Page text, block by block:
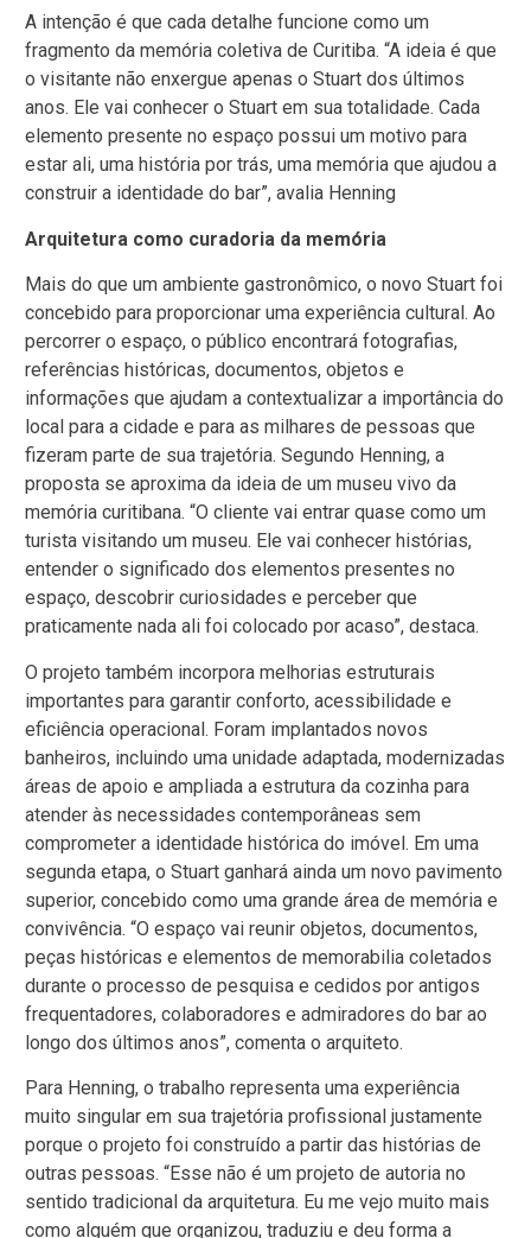
A intenção é que cada detalhe funcione como um
fragmento da memória coletiva de Curitiba. “A ideia é que
o visitante não enxergue apenas o Stuart dos últimos
anos. Ele vai conhecer o Stuart em sua totalidade. Cada
elemento presente no espaço possui um motivo para
estar ali, uma história por trás, uma memória que ajudou a
construir a identidade do bar”, avalia Henning
Arquitetura como curadoria da memória
Mais do que um ambiente gastronômico, o novo Stuart foi
concebido para proporcionar uma experiência cultural. Ao
percorrer o espaço, o público encontrará fotografias,
referências históricas, documentos, objetos e
informações que ajudam a contextualizar a importância do
local para a cidade e para as milhares de pessoas que
fizeram parte de sua trajetória. Segundo Henning, a
proposta se aproxima da ideia de um museu vivo da
memória curitibana. “O cliente vai entrar quase como um
turista visitando um museu. Ele vai conhecer histórias,
entender o significado dos elementos presentes no
espaço, descobrir curiosidades e perceber que
praticamente nada ali foi colocado por acaso”, destaca.
O projeto também incorpora melhorias estruturais
importantes para garantir conforto, acessibilidade e
eficiência operacional. Foram implantados novos
banheiros, incluindo uma unidade adaptada, modernizadas
áreas de apoio e ampliada a estrutura da cozinha para
atender às necessidades contemporâneas sem
comprometer a identidade histórica do imóvel. Em uma
segunda etapa, o Stuart ganhará ainda um novo pavimento
superior, concebido como uma grande área de memória e
convivência. “O espaço vai reunir objetos, documentos,
peças históricas e elementos de memorabilia coletados
durante o processo de pesquisa e cedidos por antigos
frequentadores, colaboradores e admiradores do bar ao
longo dos últimos anos”, comenta o arquiteto.
Para Henning, o trabalho representa uma experiência
muito singular em sua trajetória profissional justamente
porque o projeto foi construído a partir das histórias de
outras pessoas. “Esse não é um projeto de autoria no
sentido tradicional da arquitetura. Eu me vejo muito mais
como alguém que organizou, traduziu e deu forma a